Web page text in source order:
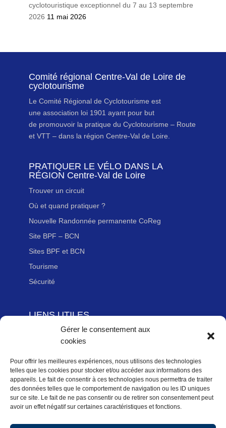
Gérer le consentement aux
cookies
Pour offrir les meilleures expériences, nous utilisons des technologies
telles que les cookies pour stocker et/ou accéder aux informations des
appareils. Le fait de consentir à ces technologies nous permettra de traiter
des données telles que le comportement de navigation ou les ID uniques
sur ce site. Le fait de ne pas consentir ou de retirer son consentement peut
avoir un effet négatif sur certaines caractéristiques et fonctions.
cyclotouristique exceptionnel du 7 au 13 septembre
2026 11 mai 2026
Comité régional Centre-Val de Loire de
cyclotourisme
Le Comité Régional de Cyclotourisme est
une association loi 1901 ayant pour but
de promouvoir la pratique du Cyclotourisme – Route
et VTT – dans la région Centre-Val de Loire.
PRATIQUER LE VÉLO DANS LA
RÉGION Centre-Val de Loire
Trouver un circuit
Où et quand pratiquer ?
Nouvelle Randonnée permanente CoReg
Site BPF – BCN
Sites BPF et BCN
Tourisme
Sécurité
LIENS UTILES
Adhérer à la Fédération Française de cyclotourisme
Newsletter
Mentions légales
Politique des données personnelles
Politique de cookies (UE)